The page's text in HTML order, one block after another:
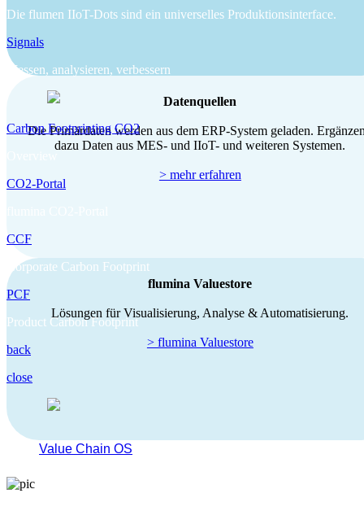
Die flumen IIoT-Dots sind ein universelles Produktionsinterface.
Signals
Messen, analysieren, verbessern
Carbon Footprinting CO2
CO2-Portal
CCF
Corporate Carbon Footprint
PCF
Product Carbon Footprint
back
close
Value Chain OS
Datenquellen
Die Primärdaten werden aus dem ERP-System geladen.
dazu Daten aus MES- und IIoT- und weiteren Systemen.
> mehr erfahren
flumina Valuestore
Lösungen für Visualisierung, Analyse & Automatisierung.
> flumina Valuestore